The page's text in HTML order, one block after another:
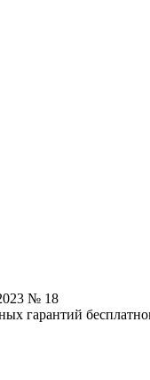
№ 18
гарантий